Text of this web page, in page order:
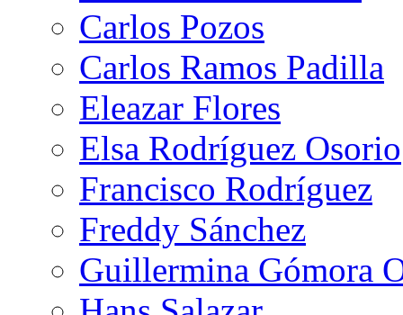
Carlos Pozos
Carlos Ramos Padilla
Eleazar Flores
Elsa Rodríguez Osorio
Francisco Rodríguez
Freddy Sánchez
Guillermina Gómora